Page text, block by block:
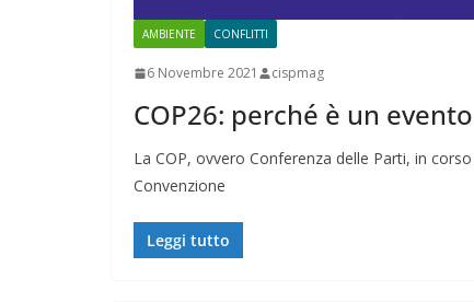
AMBIENTE CONFLITTI
6 Novembre 2021 cispmag
COP26: perché è un
La COP, ovvero Conferenza delle Parti, in
Convenzione
Leggi tutto